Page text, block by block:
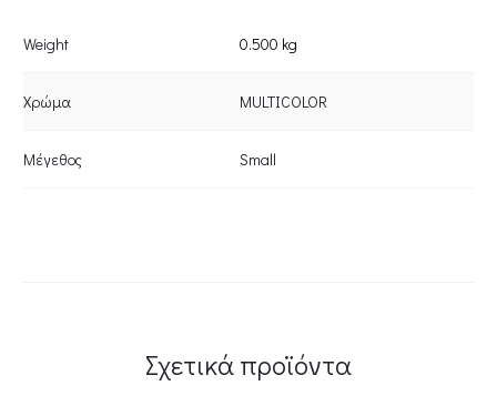
Weight 0.500 kg
Χρώμα MULTICOLOR
Μέγεθος Small
Σχετικά προϊόντα